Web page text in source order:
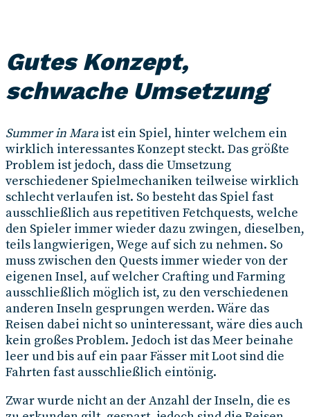
Gutes Konzept,
schwache Umsetzung
Summer in Mara ist ein Spiel, hinter welchem ein
wirklich interessantes Konzept steckt. Das größte
Problem ist jedoch, dass die Umsetzung
verschiedener Spielmechaniken teilweise wirklich
schlecht verlaufen ist. So besteht das Spiel fast
ausschließlich aus repetitiven Fetchquests, welche
den Spieler immer wieder dazu zwingen, dieselben,
teils langwierigen, Wege auf sich zu nehmen. So
muss zwischen den Quests immer wieder von der
eigenen Insel, auf welcher Crafting und Farming
ausschließlich möglich ist, zu den verschiedenen
anderen Inseln gesprungen werden. Wäre das
Reisen dabei nicht so uninteressant, wäre dies auch
kein großes Problem. Jedoch ist das Meer beinahe
leer und bis auf ein paar Fässer mit Loot sind die
Fahrten fast ausschließlich eintönig.
Zwar wurde nicht an der Anzahl der Inseln, die es